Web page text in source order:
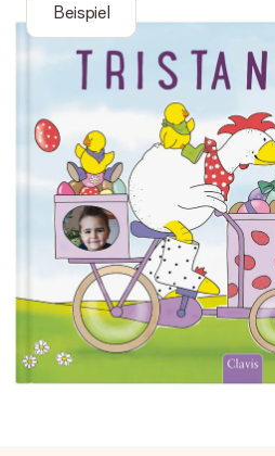
4,8 (basierend auf
Unsere Geschenke begeistern.
4,8 bei Google Reviews
die wir versenden).
+49 39292 929695
Montag - Freitag : 8:30 - 17:00
Samstag - Sonntag : 8:30 -
Beispiel